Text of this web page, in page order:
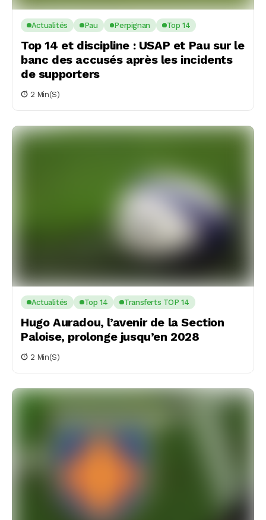
Actualités Pau Perpignan Top 14
Top 14 et discipline : USAP et Pau sur le
banc des accusés après les incidents
de supporters
2 Min(s)
Actualités Top 14 Transferts TOP 14
Hugo Auradou, l’avenir de la Section
Paloise, prolonge jusqu’en 2028
2 Min(s)